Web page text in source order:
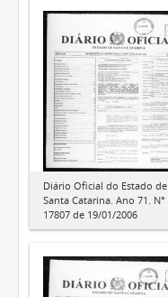
Diário Oficial do Estado de
Santa Catarina. Ano 71. N°
17807 de 19/01/2006